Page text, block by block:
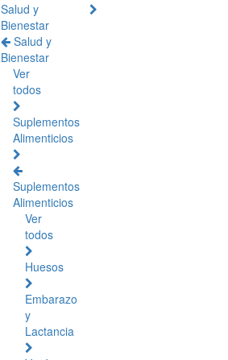
Salud y
Bienestar
Salud y
Bienestar
Ver
todos
Suplementos
Alimenticios
Suplementos
Alimenticios
Ver
todos
Huesos
Embarazo
y
Lactancia